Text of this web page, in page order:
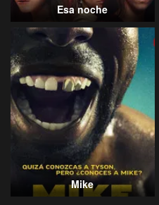
Esa noche
Mike